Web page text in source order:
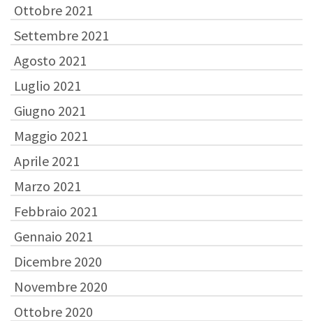
Ottobre 2021
Settembre 2021
Agosto 2021
Luglio 2021
Giugno 2021
Maggio 2021
Aprile 2021
Marzo 2021
Febbraio 2021
Gennaio 2021
Dicembre 2020
Novembre 2020
Ottobre 2020